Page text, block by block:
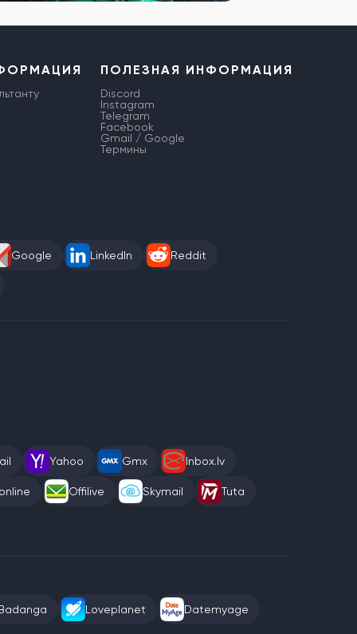
ПОЛЕЗНАЯ ИНФОРМАЦИЯ
Discord
Instagram
Telegram
Facebook
Gmail / Google
Термины
Google LinkedIn Reddit
Yahoo Gmx Inbox.lv
Offilive Skymail Tuta
Loveplanet Datemyage